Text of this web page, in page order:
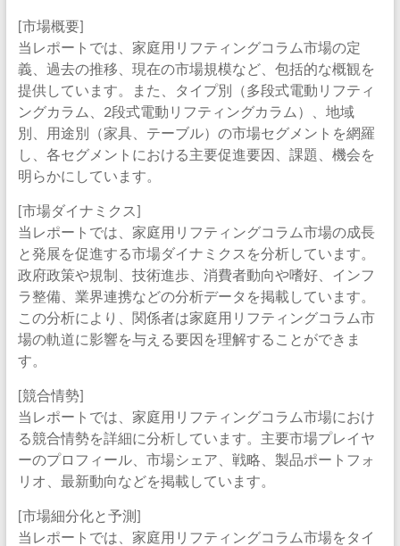
[市場概要]
当レポートでは、家庭用リフティングコラム市場の定
義、過去の推移、現在の市場規模など、包括的な概観を
提供しています。また、タイプ別（多段式電動リフティ
ングカラム、2段式電動リフティングカラム）、地域
別、用途別（家具、テーブル）の市場セグメントを網羅
し、各セグメントにおける主要促進要因、課題、機会を
明らかにしています。
[市場ダイナミクス]
当レポートでは、家庭用リフティングコラム市場の成長
と発展を促進する市場ダイナミクスを分析しています。
政府政策や規制、技術進歩、消費者動向や嗜好、インフ
ラ整備、業界連携などの分析データを掲載しています。
この分析により、関係者は家庭用リフティングコラム市
場の軌道に影響を与える要因を理解することができま
す。
[競合情勢]
当レポートでは、家庭用リフティングコラム市場におけ
る競合情勢を詳細に分析しています。主要市場プレイヤ
ーのプロフィール、市場シェア、戦略、製品ポートフォ
リオ、最新動向などを掲載しています。
[市場細分化と予測]
当レポートでは、家庭用リフティングコラム市場をタイ